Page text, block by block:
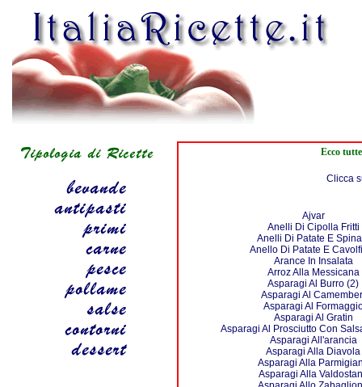
Ecco
Clicca
Ajvar
Anelli Di Cipolla Fritti
Anelli Di Patate E
Anello Di Patate E
Arance In Insalata
Arroz Alla Messicana
Asparagi Al Burro (2)
Asparagi Al
Asparagi Al
Asparagi Al Gratin
Asparagi Al Prosciutto Con
Asparagi All'arancia
Asparagi Alla Diavola
Asparagi Alla
Asparagi Alla